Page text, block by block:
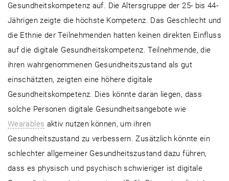
Gesundheitskompetenz auf. Die Altersgruppe der 25- bis 44-
Jährigen zeigte die höchste Kompetenz. Das Geschlecht und
die Ethnie der Teilnehmenden hatten keinen direkten Einfluss
auf die digitale Gesundheitskompetenz. Teilnehmende, die
ihren wahrgenommenen Gesundheitszustand als gut
einschätzten, zeigten eine höhere digitale
Gesundheitskompetenz. Dies könnte daran liegen, dass
solche Personen digitale Gesundheitsangebote wie
Wearables aktiv nutzen können, um ihren
Gesundheitszustand zu verbessern. Zusätzlich könnte ein
schlechter allgemeiner Gesundheitszustand dazu führen,
dass es physisch und psychisch schwieriger ist digitale